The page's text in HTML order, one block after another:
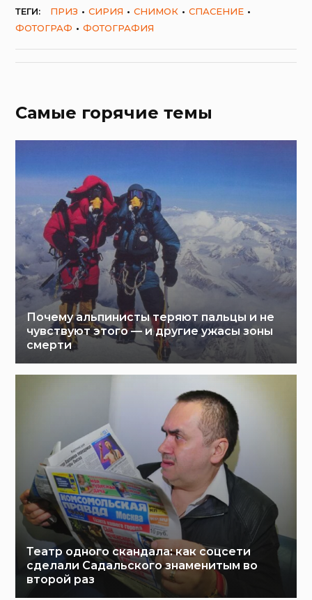
ТЕГИ: ПРИЗ СИРИЯ СНИМОК
СПАСЕНИЕ
ФОТОГРАФ
ФОТОГРАФИЯ
Самые горячие темы
Почему альпинисты теряют пальцы и не
чувствуют этого — и другие ужасы зоны
смерти
Театр одного скандала: как соцсети
сделали Садальского знаменитым во
второй раз